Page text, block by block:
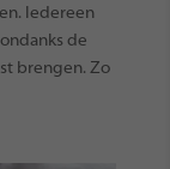
Iedereen
de
brengen. Zo